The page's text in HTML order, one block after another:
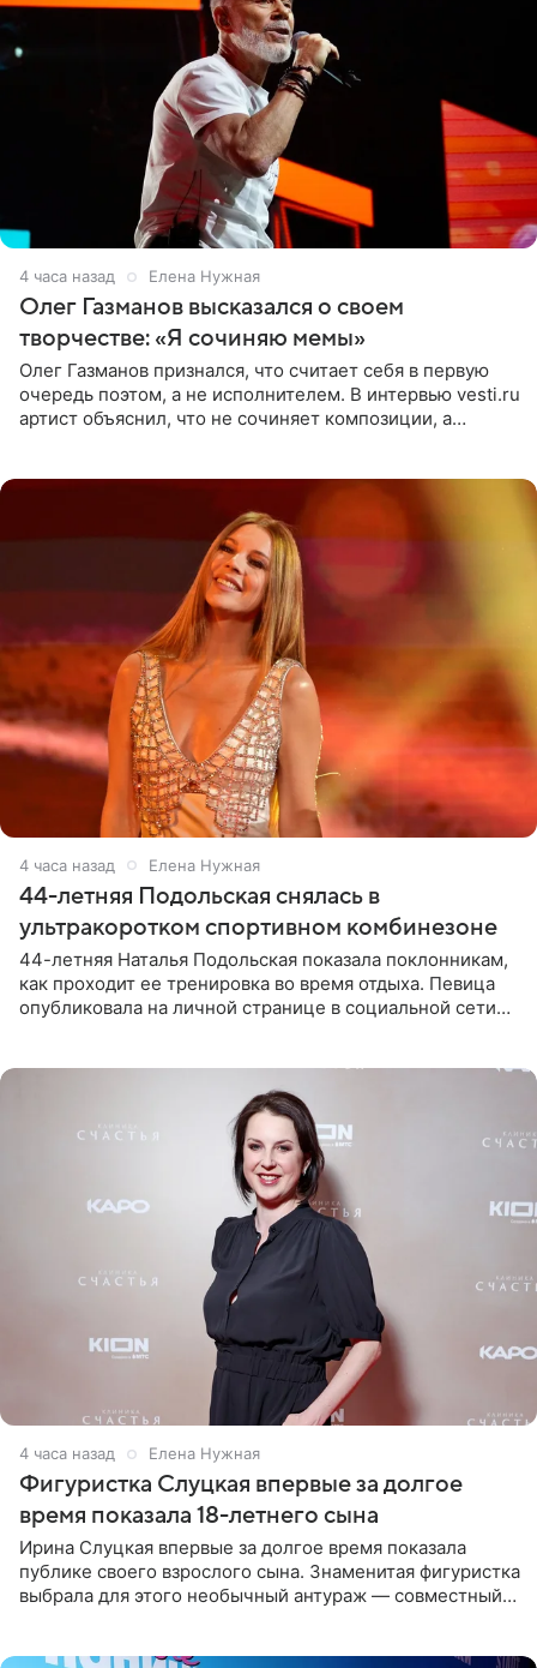
4 часа назад Елена Нужная
Олег Газманов высказался о своем
творчестве: «Я сочиняю мемы»
Олег Газманов признался, что считает себя в первую
очередь поэтом, а не исполнителем. В интервью vesti.ru
артист объяснил, что не сочиняет композиции, а
4 часа назад Елена Нужная
44-летняя Подольская снялась в
ультракоротком спортивном комбинезоне
44-летняя Наталья Подольская показала поклонникам,
как проходит ее тренировка во время отдыха. Певица
опубликовала на личной странице в социальной сети
4 часа назад Елена Нужная
Фигуристка Слуцкая впервые за долгое
время показала 18-летнего сына
Ирина Слуцкая впервые за долгое время показала
публике своего взрослого сына. Знаменитая фигуристка
выбрала для этого необычный антураж — совместный